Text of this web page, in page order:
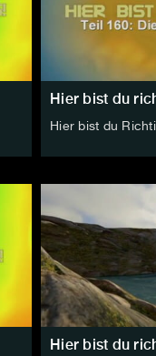
Hier bist du
Hier bist du
Hier bist du